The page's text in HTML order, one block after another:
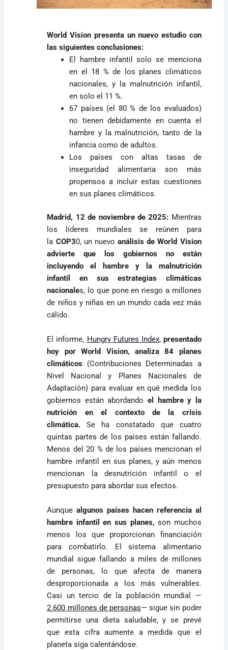
World Vision presenta un nuevo estudio con
las siguientes conclusiones:
El hambre infantil solo se menciona
en el 18 % de los planes climáticos
nacionales, y la malnutrición infantil,
en solo el 11 %.
67 países (el 80 % de los evaluados)
no tienen debidamente en cuenta el
hambre y la malnutrición, tanto de la
infancia como de adultos.
Los países con altas tasas de
inseguridad alimentaria son más
propensos a incluir estas cuestiones
en sus planes climáticos.
Madrid, 12 de noviembre de 2025: Mientras
los líderes mundiales se reúnen para
la COP30, un nuevoanálisis de World Vision
advierte que los gobiernos no están
incluyendo el hambre y la malnutrición
infantil en sus estrategias climáticas
nacionales, lo que pone en riesgo a millones
de niños y niñas en un mundo cada vez más
cálido.
El informe, Hungry Futures Index, presentado
hoy por World Vision, analiza 84 planes
climáticos (Contribuciones Determinadas a
Nivel Nacional y Planes Nacionales de
Adaptación) para evaluar en qué medida los
gobiernos están abordando el hambre y la
nutrición en el contexto de la crisis
climática. Se ha constatado que cuatro
quintas partes de los países están fallando.
Menos del 20 % de los países mencionan el
hambre infantil en sus planes, y aún menos
mencionan la desnutrición infantil o el
presupuesto para abordar sus efectos.
Aunquealgunos países hacen referencia al
hambre infantil en sus planes, son muchos
menos los que proporcionan financiación
para combatirlo. El sistema alimentario
mundial sigue fallando a miles de millones
de personas, lo que afecta de manera
desproporcionada a los más vulnerables.
Casi un tercio de la población mundial —
2.600 millones de personas— sigue sin poder
permitirse una dieta saludable, y se prevé
que esta cifra aumente a medida que el
planeta siga calentándose.